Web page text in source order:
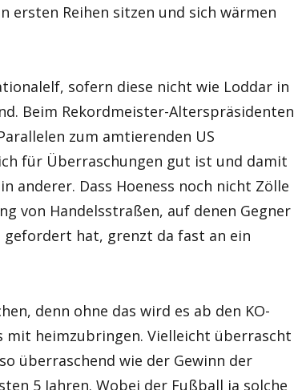
ersten Reihen sitzen und sich wärmen
sofern diese nicht wie Loddar in
Beim Rekordmeister-Alterspräsidenten
zum amtierenden US
für Überraschungen gut ist und damit
anderer. Dass Hoeness noch nicht Zölle
von Handelsstraßen, auf denen Gegner
gefordert hat, grenzt da fast an ein
denn ohne das wird es ab den KO-
mit heimzubringen. Vielleicht überrascht
überraschend wie der Gewinn der
5 Jahren. Wobei der Fußball ja solche